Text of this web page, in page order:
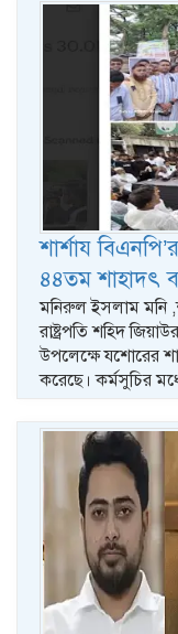
শার্শায
৪৪তম শাহাদৎ
মনিরুল ইসলাম মনি
রাষ্ট্রপতি শহিদ
উপলেক্ষে যশোরের
করেছে। কর্মসুচির